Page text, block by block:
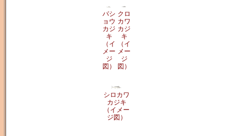
バシ
ョウ
カジ
キ
（イ
メー
ジ
図）
クロ
カワ
カジ
キ
（イ
メー
ジ
図）
シロカワ
カジキ
（イメー
ジ図）